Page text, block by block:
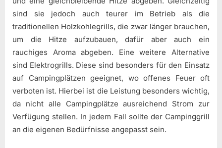
sind sie jedoch auch teurer im Betrieb als die
traditionellen Holzkohlegrills, die zwar länger brauchen,
um die Hitze aufzubauen, dafür aber auch ein
rauchiges Aroma abgeben. Eine weitere Alternative
sind Elektrogrills. Diese sind besonders für den Einsatz
auf Campingplätzen geeignet, wo offenes Feuer oft
verboten ist. Hierbei ist die Leistung besonders wichtig,
da nicht alle Campingplätze ausreichend Strom zur
Verfügung stellen. In jedem Fall sollte der Campinggrill
an die eigenen Bedürfnisse angepasst sein.